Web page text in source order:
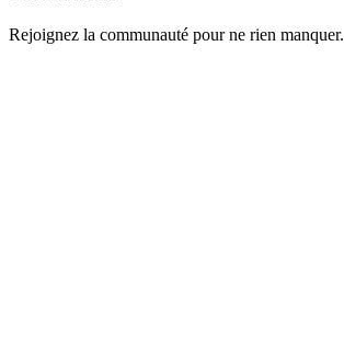
Rejoignez la communauté pour ne rien manquer.